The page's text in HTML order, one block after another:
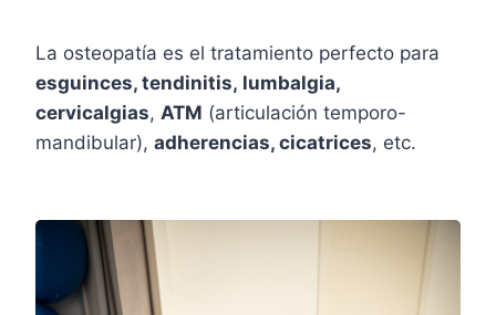
La osteopatía es el tratamiento perfecto para
esguinces, tendinitis, lumbalgia,
cervicalgias, ATM (articulación temporo-
mandibular), adherencias, cicatrices, etc.